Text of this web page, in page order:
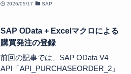
2026/05/17 SAP
SAP OData + Excelマクロによる
購買発注の登録
前回の記事では、SAP OData V4
API「API_PURCHASEORDER_2」